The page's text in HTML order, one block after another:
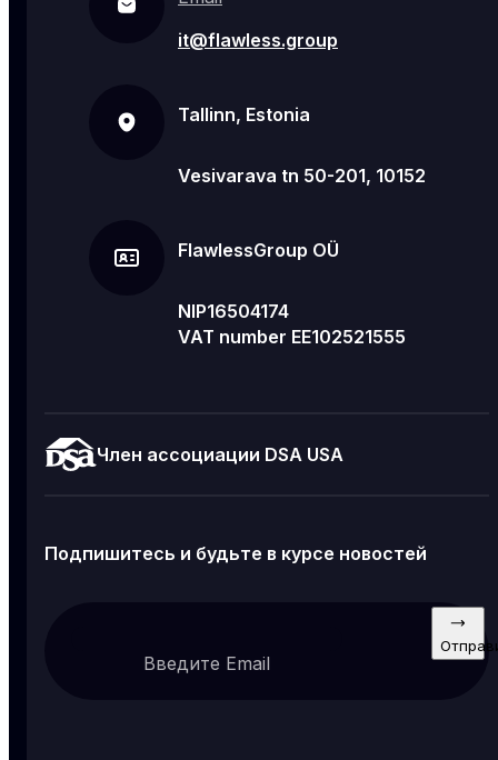
it@flawless.group
Tallinn, Estonia
Vesivarava tn 50-201, 10152
FlawlessGroup OÜ
NIP16504174
VAT number EE102521555
Член ассоциации DSA USA
Подпишитесь и будьте в курсе новостей
Введите Email